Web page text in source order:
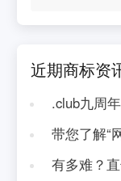
近期商标资
.club九周
带您了解“
有多难？